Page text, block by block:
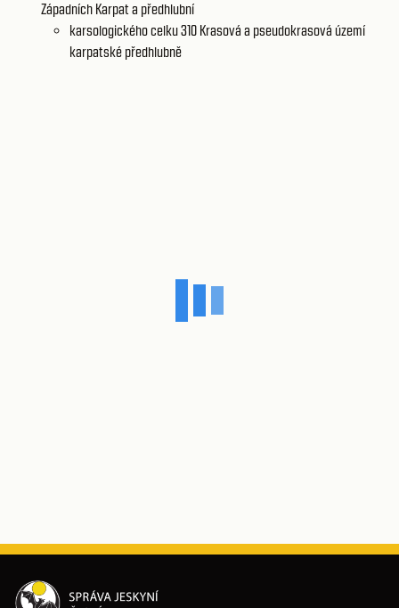
Západních Karpat a předhlubní
karsologického celku 310 Krasová a pseudokrasová území
karpatské předhlubně